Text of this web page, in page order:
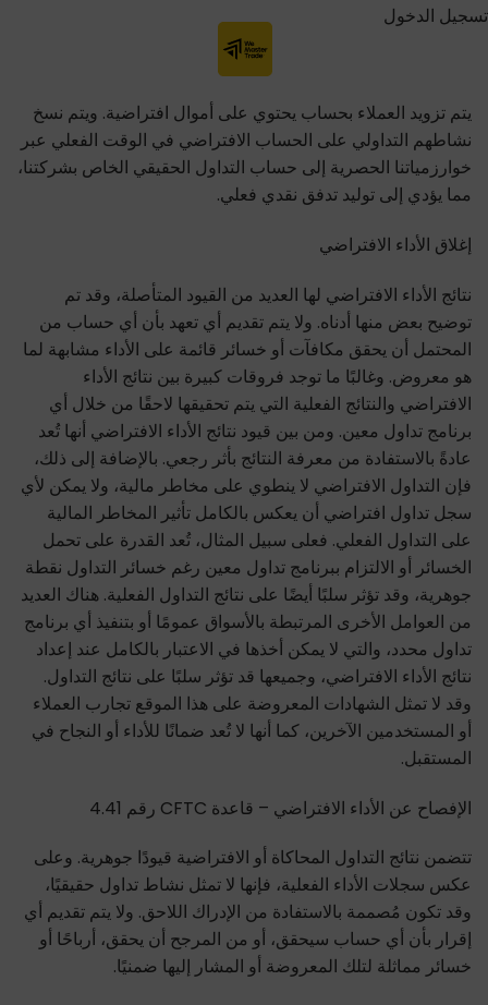
تسجيل الدخول
يتم تزويد العملاء بحساب يحتوي على أموال افتراضية. ويتم نسخ
نشاطهم التداولي على الحساب الافتراضي في الوقت الفعلي عبر
خوارزمياتنا الحصرية إلى حساب التداول الحقيقي الخاص بشركتنا،
مما يؤدي إلى توليد تدفق نقدي فعلي.
إغلاق الأداء الافتراضي
نتائج الأداء الافتراضي لها العديد من القيود المتأصلة، وقد تم
توضيح بعض منها أدناه. ولا يتم تقديم أي تعهد بأن أي حساب من
المحتمل أن يحقق مكافآت أو خسائر قائمة على الأداء مشابهة لما
هو معروض. وغالبًا ما توجد فروقات كبيرة بين نتائج الأداء
الافتراضي والنتائج الفعلية التي يتم تحقيقها لاحقًا من خلال أي
برنامج تداول معين. ومن بين قيود نتائج الأداء الافتراضي أنها تُعد
عادةً بالاستفادة من معرفة النتائج بأثر رجعي. بالإضافة إلى ذلك،
فإن التداول الافتراضي لا ينطوي على مخاطر مالية، ولا يمكن لأي
سجل تداول افتراضي أن يعكس بالكامل تأثير المخاطر المالية
على التداول الفعلي. فعلى سبيل المثال، تُعد القدرة على تحمل
الخسائر أو الالتزام ببرنامج تداول معين رغم خسائر التداول نقطة
جوهرية، وقد تؤثر سلبًا أيضًا على نتائج التداول الفعلية. هناك العديد
من العوامل الأخرى المرتبطة بالأسواق عمومًا أو بتنفيذ أي برنامج
تداول محدد، والتي لا يمكن أخذها في الاعتبار بالكامل عند إعداد
نتائج الأداء الافتراضي، وجميعها قد تؤثر سلبًا على نتائج التداول.
وقد لا تمثل الشهادات المعروضة على هذا الموقع تجارب العملاء
أو المستخدمين الآخرين، كما أنها لا تُعد ضمانًا للأداء أو النجاح في
المستقبل.
الإفصاح عن الأداء الافتراضي – قاعدة CFTC رقم 4.41
تتضمن نتائج التداول المحاكاة أو الافتراضية قيودًا جوهرية. وعلى
عكس سجلات الأداء الفعلية، فإنها لا تمثل نشاط تداول حقيقيًا،
وقد تكون مُصممة بالاستفادة من الإدراك اللاحق. ولا يتم تقديم أي
إقرار بأن أي حساب سيحقق، أو من المرجح أن يحقق، أرباحًا أو
خسائر مماثلة لتلك المعروضة أو المشار إليها ضمنيًا.